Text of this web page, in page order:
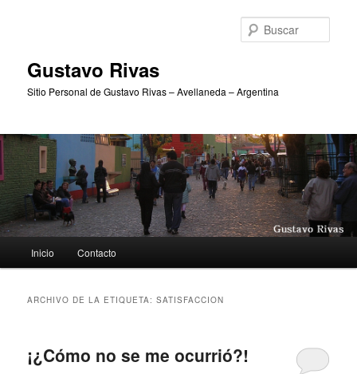
Gustavo Rivas
Sitio Personal de Gustavo Rivas – Avellaneda – Argentina
principal
Inicio Contacto
ARCHIVO DE LA ETIQUETA:SATISFACCION
¡¿Cómo no se me ocurrió?!